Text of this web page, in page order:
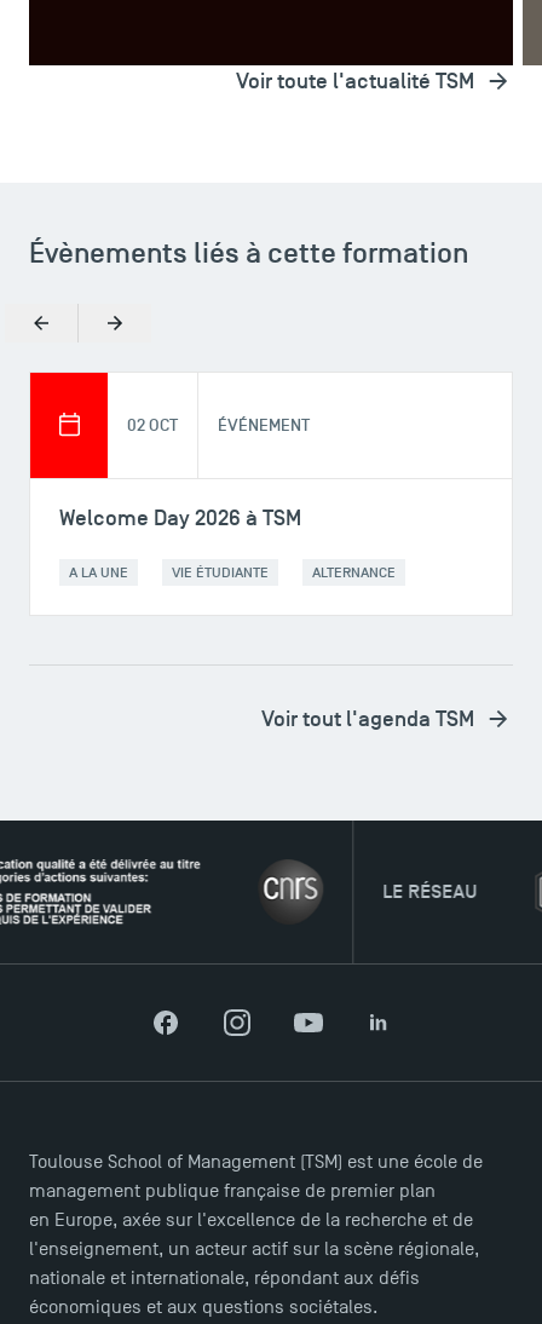
TSM Éducation
TSM-Research
TSM Doctoral Programme
Voir toute l'actualité TSM
Évènements liés à cette formation
PrécédentSuivant
02 OCT ÉVÉNEMENT
Welcome Day 2026 à TSM
A LA UNE VIE ÉTUDIANTE ALTERNANCE
Voir tout l'agenda TSM
LE RÉSEAU
FacebookInstagramYouTubeLinkedIn
Toulouse School of Management (TSM) est une école de
management publique française de premier plan
en Europe, axée sur l'excellence de la recherche et de
l'enseignement, un acteur actif sur la scène régionale,
nationale et internationale, répondant aux défis
économiques et aux questions sociétales.